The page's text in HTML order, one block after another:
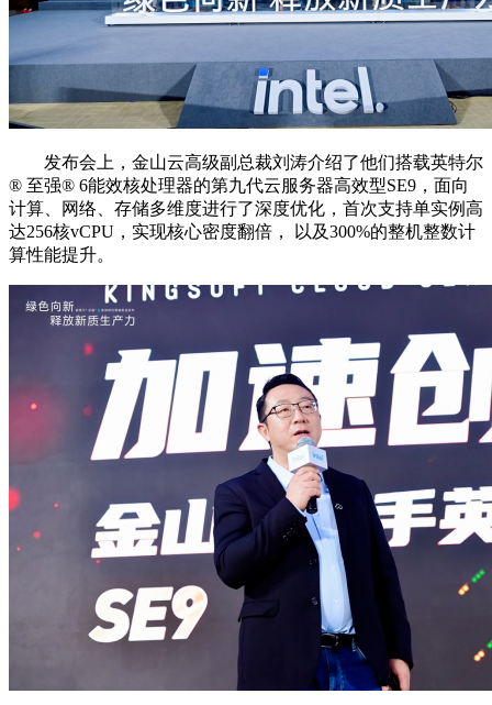
发布会上，金山云高级副总裁刘涛介绍了他们搭载英特尔
®️ 至强®️ 6能效核处理器的第九代云服务器高效型SE9，面向
计算、网络、存储多维度进行了深度优化，首次支持单实例高
达256核vCPU，实现核心密度翻倍， 以及300%的整机整数计
算性能提升。